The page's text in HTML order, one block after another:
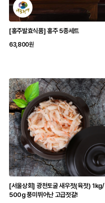
[홍주발효식품] 홍주 5종세트
63,800원
[서울상회] 광천토굴 새우젓(육젓) 1kg/
500g 풍미뛰어난 고급젓갈!